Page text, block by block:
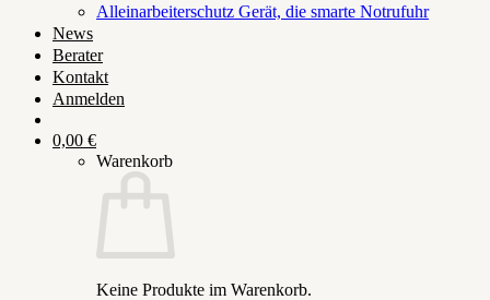
Alleinarbeiterschutz Gerät, die smarte Notrufuhr
News
Berater
Kontakt
Anmelden
0,00 €
Warenkorb
Keine Produkte im Warenkorb.